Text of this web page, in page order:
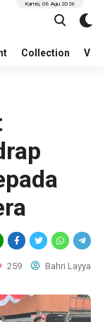
Collection
Kamis, 06 Agu 2026
259 Bahri Layya